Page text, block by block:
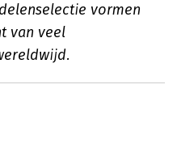
vormen
van veel